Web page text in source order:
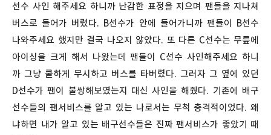
선수 사인 해주세요 하니까 난감한 표정을 지으며 팬들을 지나쳐
버스로 들어가 버렸다. B선수가 안에 들어가니까 팬들이 B선수
나와주세요 했지만 결국 나오지 않았다. 또 다른 C선수는 무릎에
아이싱을 크게 해서 나왔는데 팬들이 C선수 사인해주세요 하니
까 그냥 쿨하게 무시하고 버스를 타버렸다. 그러자 그 옆에 있던
D선수가 팬이 불쌍해보였는지 대신 사인을 해줬다. 기존에 배구
선수들의 팬서비스를 알고 있는 나로서는 무척 충격적이었다. 왜
냐하면 내가 알고 있는 배구선수들은 진짜 팬서비스가 좋았기 때